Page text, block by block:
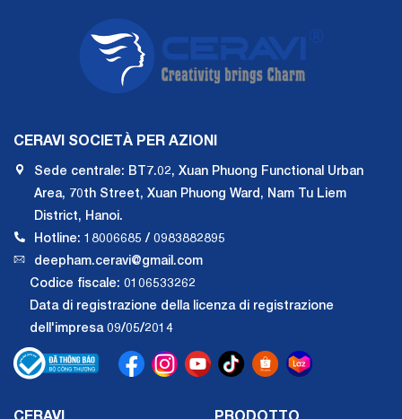
CERAVI SOCIETÀ PER AZIONI
Sede centrale: BT7.02, Xuan Phuong Functional Urban
Area, 70th Street, Xuan Phuong Ward, Nam Tu Liem
District, Hanoi.
Hotline: 18006685 / 0983882895
deepham.ceravi@gmail.com
Codice fiscale: 0106533262
Data di registrazione della licenza di registrazione
dell'impresa 09/05/2014
CERAVI PRODOTTO